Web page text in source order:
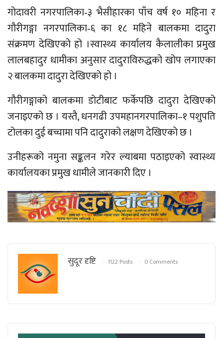
गोदावरी नगरपालिका‐३ भैसीहारका पाँच वर्ष १० महिना र
गौरीगङ्गा नगरपालिका‐६ का १८ महिने बालकमा दादुरा
संक्रमण देखिएको हो ।स्वास्थ्य कार्यालय कैलालीका प्रमुख
लालबहादुर धामीका अनुसार दादुराविरुद्धको खोप लगाएका
२ बालकमा दादुरा देखिएको हो ।
गौरीगङ्गाको बालकमा डोटीबाट फर्केपछि दादुरा देखिएको
जनाइएको छ । यस्तै, धनगढी उपमहानगरपालिका–१ पशुपति
टोलका दुई बच्चामा पनि दादुराको लक्षण देखिएको छ ।
उनीहरूको नमुना सङ्कलन गरेर ल्याबमा पठाइएको स्वास्थ्य
कार्यालयका प्रमुख धामीले जानकारी दिए ।
सुदूर दृष्टि 1122 Posts 0 Comments